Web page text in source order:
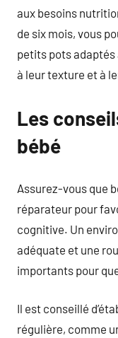
aux besoins
de six mois, vous
petits pots adaptés
à leur texture et à
Les
bébé
Assurez-vous que
réparateur pour
cognitive. Un
adéquate et une
importants pour
Il est conseillé
régulière, comme